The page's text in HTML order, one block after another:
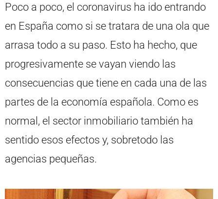
Poco a poco, el coronavirus ha ido entrando
en España como si se tratara de una ola que
arrasa todo a su paso. Esto ha hecho, que
progresivamente se vayan viendo las
consecuencias que tiene en cada una de las
partes de la economía española. Como es
normal, el sector inmobiliario también ha
sentido esos efectos y, sobretodo las
agencias pequeñas.